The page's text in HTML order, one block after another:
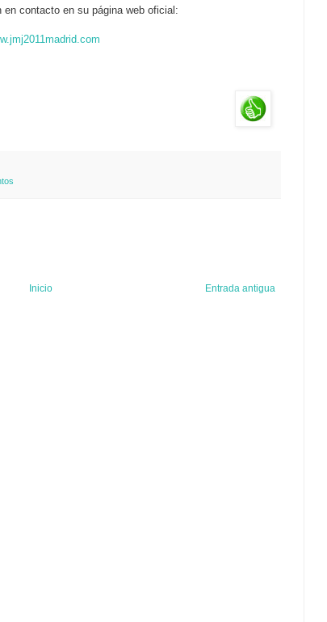
contacto en su página web oficial:
Entrada antigua
Inicio